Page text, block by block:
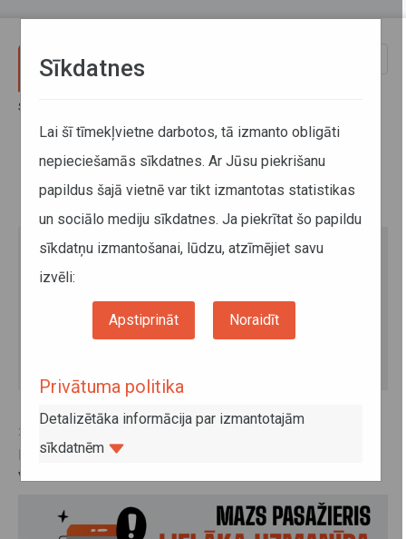
Sākums
Mazs pasažieris - lielāka
uzmanība
24. septembris 2024, 14:46
Pieteikšanās Bērniem drošas pārvietošanās dienas
vebināram
Sīkdatnes
Lai šī tīmekļvietne darbotos, tā izmanto obligāti
nepieciešamās sīkdatnes. Ar Jūsu piekrišanu
papildus šajā vietnē var tikt izmantotas statistikas
un sociālo mediju sīkdatnes. Ja piekrītat šo papildu
sīkdatņu izmantošanai, lūdzu, atzīmējiet savu
izvēli:
Apstiprināt Noraidīt
Privātuma politika
Detalizētāka informācija par izmantotajām
sīkdatnēm